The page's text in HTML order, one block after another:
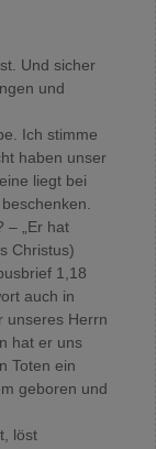
Und sicher
und
Ich stimme
haben unser
liegt bei
– „Er hat
Christus)
1,18
auch in
unseres Herrn
hat er uns
Toten ein
geboren und
löst